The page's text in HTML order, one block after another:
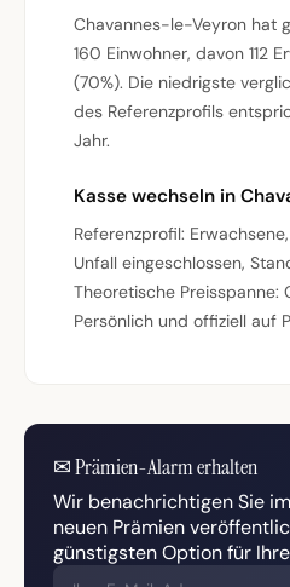
Chavannes-le-Veyron hat
160 Einwohner, davon 112
(70%). Die niedrigste
des Referenzprofils
Jahr.
Kasse wechseln in
Referenzprofil:
Unfall eingeschlossen,
Theoretische Preisspanne:
Persönlich und offiziell auf
✉Prämien-Alarm erhalten
Wir benachrichtigen Sie
neuen Prämien
günstigsten Option für